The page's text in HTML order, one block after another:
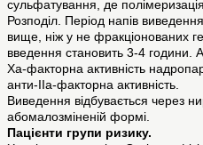
сульфатування, де
Розподіл. Період напів
вище, ніж у не фракціонованих
введення становить 3-4 години.
Ха-факторна активність
анти-IІа-факторна активність.
Виведення відбувається через
абомалозміненій формі.
Пацієнти групи ризику.